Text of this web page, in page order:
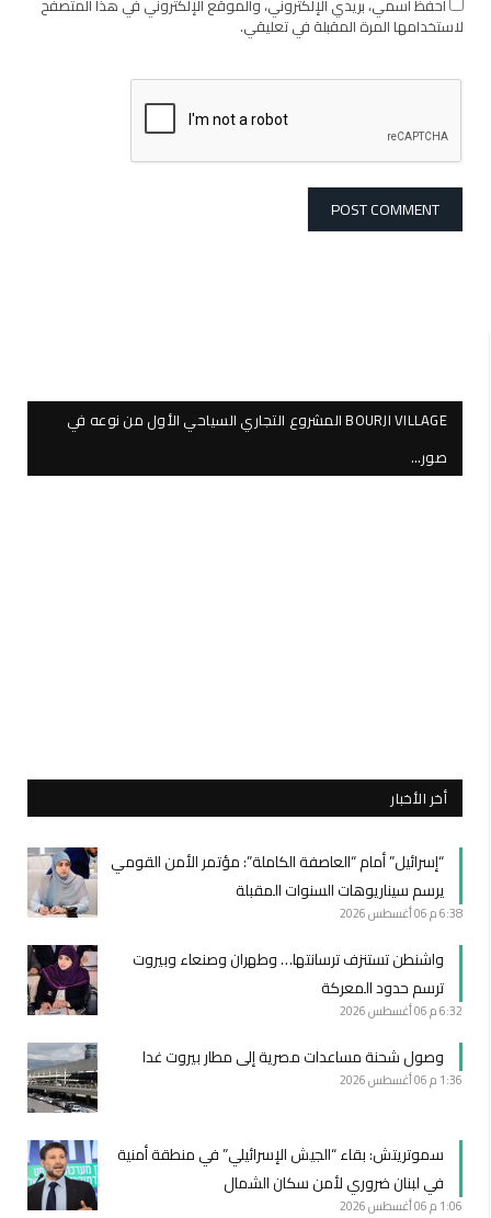
لاستخدامها المرة المقبلة في تعليقي.
BOURJI VILLAGE المشروع التجاري السياحي الأول من نوعه في
صور…
أخر الأخبار
“إسرائيل” أمام “العاصفة الكاملة”: مؤتمر الأمن القومي
يرسم سيناريوهات السنوات المقبلة
6:38 م 06 أغسطس 2026
واشنطن تستنزف ترسانتها… وطهران وصنعاء وبيروت
ترسم حدود المعركة
6:32 م 06 أغسطس 2026
وصول شحنة مساعدات مصرية إلى مطار بيروت غدا
1:36 م 06 أغسطس 2026
سموتريتش: بقاء “الجيش الإسرائيلي” في منطقة أمنية
في لبنان ضروري لأمن سكان الشمال
1:06 م 06 أغسطس 2026